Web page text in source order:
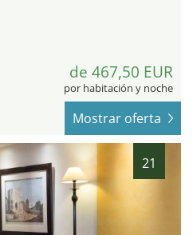
de 467,50 EUR
por habitación y noche
Mostrar oferta
21